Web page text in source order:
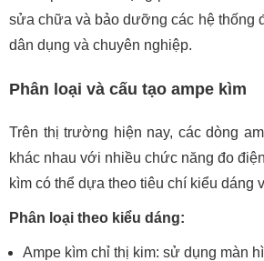
sửa chữa và bảo dưỡng các hệ thống
dân dụng và chuyên nghiệp.
Phân loại và cấu tạo ampe kìm
Trên thị trường hiện nay, các dòng
khác nhau với nhiều chức năng đo
kìm có thể dựa theo tiêu chí kiểu dáng
Phân loại theo kiểu dáng:
Ampe kìm chỉ thị kim: sử dụng màn